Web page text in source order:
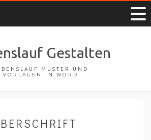
Gestalten
MUSTER UND
VORLAGEN IN WORD